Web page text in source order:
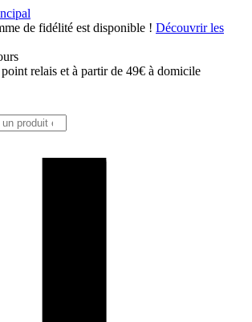
de fidélité est disponible ! Découvrir les
relais et à partir de 49€ à domicile